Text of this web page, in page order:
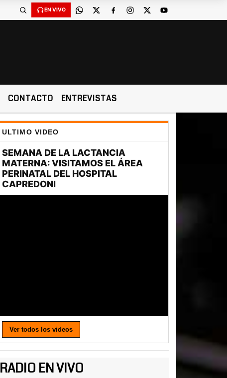
EN VIVO
CONTACTO ENTREVISTAS
ULTIMO VIDEO
Ver todos los videos
RADIO EN VIVO